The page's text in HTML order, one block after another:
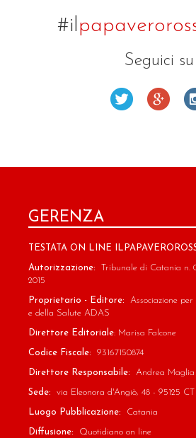
#il
Seguici su
GERENZA
TESTATA ON LINE
Autorizzazione: Tribunale di Catania n.
2015
Proprietario - Editore: Associazione
e della Salute ADAS
Direttore Editoriale: Marisa Falcone
Codice Fiscale: 93167150874
Direttore Responsabile: Andrea Maglia
Sede: via Eleonora d'Angiò, 48 - 95125 CT
Luogo Pubblicazione: Catania
Diffusione: Quotidiano on line